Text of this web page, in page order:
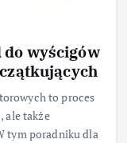
do wyścigów
to proces
ale także
tym poradniku dla